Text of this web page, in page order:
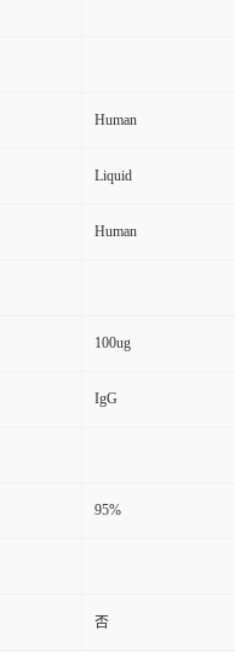
Human
Liquid
Human
100ug
IgG
95%
否